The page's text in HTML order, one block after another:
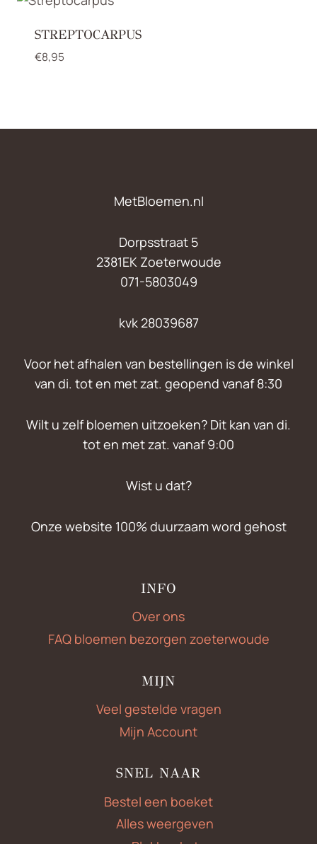
STREPTOCARPUS
€8,95
MetBloemen.nl
Dorpsstraat 5
2381EK Zoeterwoude
071-5803049
kvk 28039687
Voor het afhalen van bestellingen is de winkel
van di. tot en met zat. geopend vanaf 8:30
Wilt u zelf bloemen uitzoeken? Dit kan van di.
tot en met zat. vanaf 9:00
Wist u dat?
Onze website 100% duurzaam word gehost
INFO
Over ons
FAQ bloemen bezorgen zoeterwoude
MIJN
Veel gestelde vragen
Mijn Account
SNEL NAAR
Bestel een boeket
Alles weergeven